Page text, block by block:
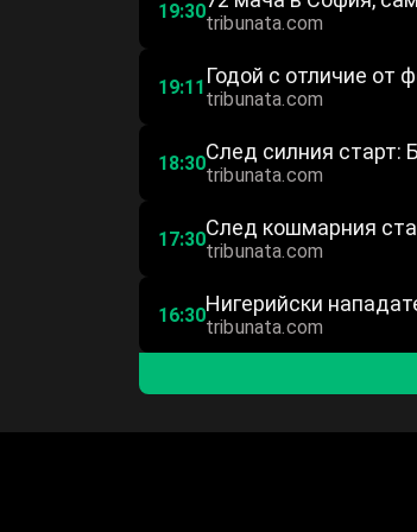
19:30
tribunata.com
19:11 Годой с отличие от
tribunata.com
18:30След силния старт:
tribunata.com
17:30След кошмарния
tribunata.com
16:30Нигерийски
tribunata.com